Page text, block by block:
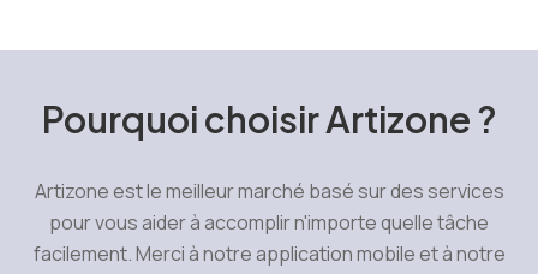
Pourquoi choisir Artizone ?
Artizone est le meilleur marché basé sur des services
pour vous aider à accomplir n'importe quelle tâche
facilement. Merci à notre application mobile et à notre